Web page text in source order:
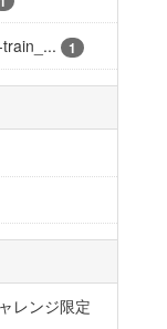
1
レンジ限定